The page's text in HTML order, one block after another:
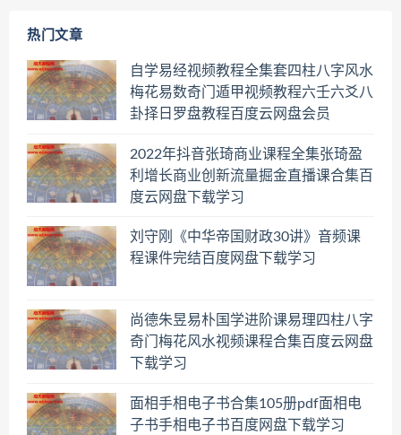
热门文章
自学易经视频教程全集套四柱八字风水
梅花易数奇门遁甲视频教程六壬六爻八
卦择日罗盘教程百度云网盘会员
2022年抖音张琦商业课程全集张琦盈
利增长商业创新流量掘金直播课合集百
度云网盘下载学习
刘守刚《中华帝国财政30讲》音频课
程课件完结百度网盘下载学习
尚德朱昱易朴国学进阶课易理四柱八字
奇门梅花风水视频课程合集百度云网盘
下载学习
面相手相电子书合集105册pdf面相电
子书手相电子书百度网盘下载学习